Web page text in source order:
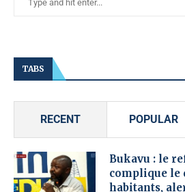
TABS
RECENT POPULAR
Bukavu : le
complique le
habitants,